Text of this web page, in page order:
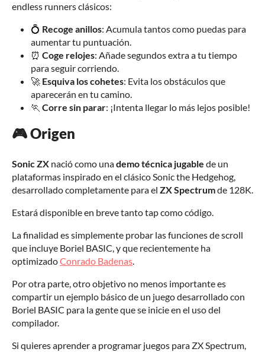
endless runners clásicos:
💍 Recoge anillos: Acumula tantos como puedas para
aumentar tu puntuación.
⏰ Coge relojes: Añade segundos extra a tu tiempo
para seguir corriendo.
🚀 Esquiva los cohetes: Evita los obstáculos que
aparecerán en tu camino.
🏃 Corre sin parar: ¡Intenta llegar lo más lejos posible!
🎮 Origen
Sonic ZX nació como unademo técnica jugable de un
plataformas inspirado en el clásico Sonic the Hedgehog,
desarrollado completamente para el ZX Spectrumde 128K.
Estará disponible en breve tanto tap como código.
La finalidad es simplemente probar las funciones de scroll
que incluye Boriel BASIC, y que recientemente ha
optimizadoConrado Badenas.
Por otra parte, otro objetivo no menos importante es
compartir un ejemplo básico de un juego desarrollado con
Boriel BASIC para la gente que se inicie en el uso del
compilador.
Si quieres aprender a programar juegos para ZX Spectrum,